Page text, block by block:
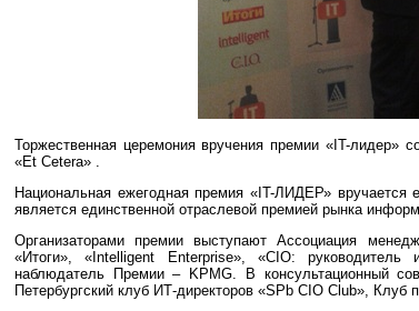
Торжественная церемония вручения премии «IT-лидер»
«Et Cetera» .
Национальная ежегодная премия «IT-ЛИДЕР» вручается
является единственной отраслевой премией рынка
Организаторами премии выступают Ассоциация
«Итоги», «Intelligent Enterprise», «CIO: руководитель
наблюдатель Премии – KPMG. В консультационный
Петербургский клуб ИТ-директоров «SPb CIO Club»,